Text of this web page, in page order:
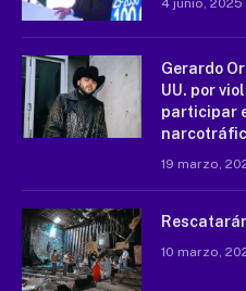
4 junio, 2025
Gerardo
UU. por
participar
19 marzo,
10 marzo,